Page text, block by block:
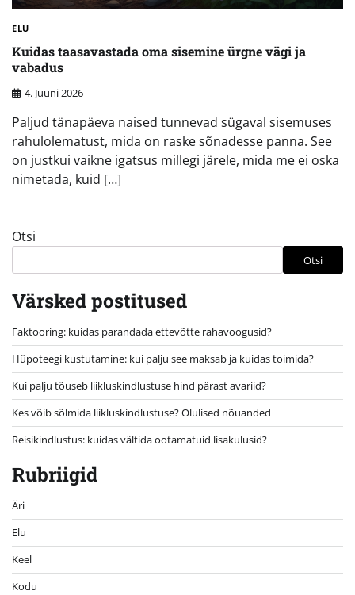
ELU
Kuidas taasavastada oma sisemine ürgne vägi ja
vabadus
4. Juuni 2026
Paljud tänapäeva naised tunnevad sügaval sisemuses
rahulolematust, mida on raske sõnadesse panna. See
on justkui vaikne igatsus millegi järele, mida me ei oska
nimetada, kuid […]
Otsi
Otsi
Värsked postitused
Faktooring: kuidas parandada ettevõtte rahavoogusid?
Hüpoteegi kustutamine: kui palju see maksab ja kuidas toimida?
Kui palju tõuseb liikluskindlustuse hind pärast avariid?
Kes võib sõlmida liikluskindlustuse? Olulised nõuanded
Reisikindlustus: kuidas vältida ootamatuid lisakulusid?
Rubriigid
Äri
Elu
Keel
Kodu